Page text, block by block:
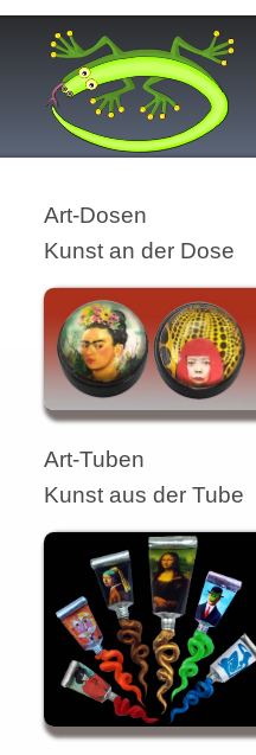
Art-Dosen
Kunst an der Dose
Art-Tuben
Kunst aus der Tube